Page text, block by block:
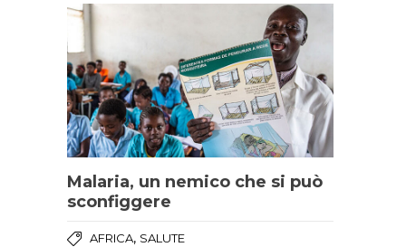
Malaria, un nemico che si può
sconfiggere
AFRICA, SALUTE